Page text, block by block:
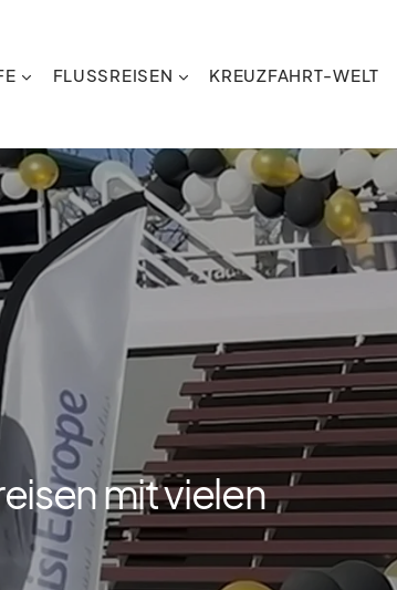
FLUSSREISEN KREUZFAHRT-WELT
mit vielen